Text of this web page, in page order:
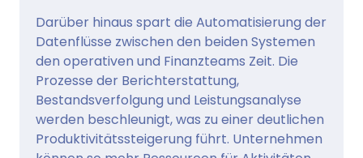
Darüber hinaus spart die Automatisierung der
Datenflüsse zwischen den beiden Systemen
den operativen und Finanzteams Zeit. Die
Prozesse der Berichterstattung,
Bestandsverfolgung und Leistungsanalyse
werden beschleunigt, was zu einer deutlichen
Produktivitätssteigerung führt. Unternehmen